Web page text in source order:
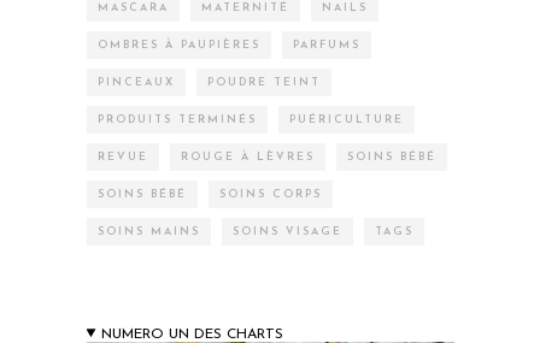
MASCARA MATERNITÉ NAILS
OMBRES À PAUPIÈRES PARFUMS
PINCEAUX POUDRE TEINT
PRODUITS TERMINÉS PUÉRICULTURE
REVUE ROUGE À LÈVRES SOINS BÉBÉ
SOINS BÉBÉ SOINS CORPS
SOINS MAINS SOINS VISAGE TAGS
NUMERO UN DES CHARTS